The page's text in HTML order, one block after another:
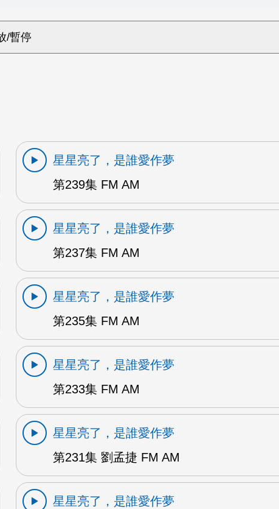
星星亮了，是誰愛作夢
第239集 FM AM
星星亮了，是誰愛作夢
第237集 FM AM
星星亮了，是誰愛作夢
第235集 FM AM
星星亮了，是誰愛作夢
第233集 FM AM
星星亮了，是誰愛作夢
第231集 劉孟捷 FM AM
星星亮了，是誰愛作夢